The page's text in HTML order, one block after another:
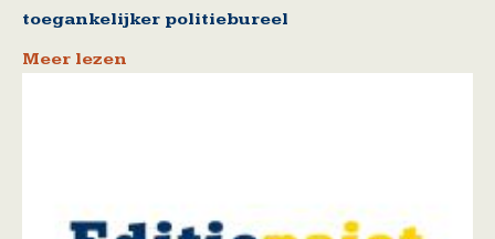
toegankelijker politiebureel
Meer lezen